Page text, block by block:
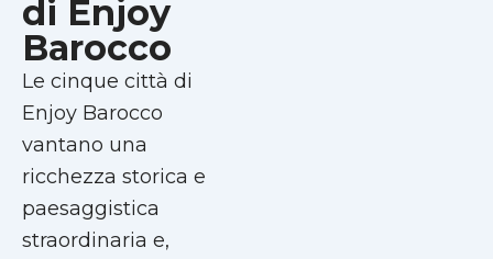
di Enjoy
Barocco
Le cinque città di
Enjoy Barocco
vantano una
ricchezza storica e
paesaggistica
straordinaria e,